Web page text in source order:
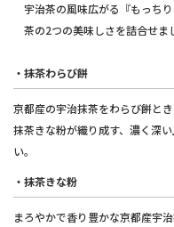
宇治茶の風味広がる『もっち
茶の2つの美味しさを詰合せま
・抹茶わらび餅
京都産の宇治抹茶をわらび餅と
抹茶きな粉が織り成す、濃く深
い。
・抹茶きな粉
まろやかで香り豊かな京都産宇